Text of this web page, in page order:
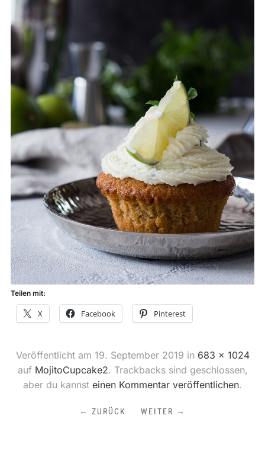
Teilen mit:
X Facebook Pinterest
Veröffentlicht am 19. September 2019 in 683 × 1024
auf MojitoCupcake2. Trackbacks sind geschlossen,
aber du kannst einen Kommentar veröffentlichen.
← ZURÜCK WEITER →